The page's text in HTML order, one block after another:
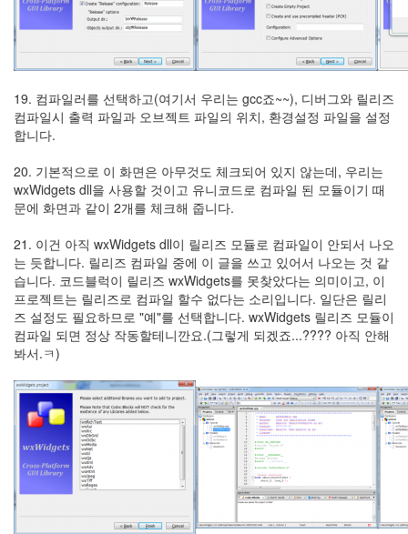
19. 컴파일러를 선택하고(여기서 우리는 gcc죠~~), 디버그와 릴리즈
컴파일시 출력 파일과 오브젝트 파일의 위치, 환경설정 파일을 설정
합니다.
20. 기본적으로 이 화면은 아무것도 체크되어 있지 않는데, 우리는
wxWidgets dll을 사용할 것이고 유니코드로 컴파일 된 모듈이기 때
문에 화면과 같이 2개를 체크해 줍니다.
21. 이건 아직 wxWidgets dll이 릴리즈 모듈로 컴파일이 안되서 나오
는 듯합니다. 릴리즈 컴파일 중에 이 글을 쓰고 있어서 나오는 것 같
습니다. 코드블럭이 릴리즈 wxWidgets를 못찾았다는 의미이고, 이
프로젝트는 릴리즈로 컴파일 할수 없다는 소리입니다. 일단은 릴리
즈 설정도 필요하므로 "예"를 선택합니다. wxWidgets 릴리즈 모듈이
컴파일 되면 정상 작동할테니깐요.(그렇게 되겠죠...???? 아직 안해
봐서.ㅋ)